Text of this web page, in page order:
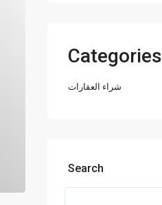
Categories
شراء العقارات
Search